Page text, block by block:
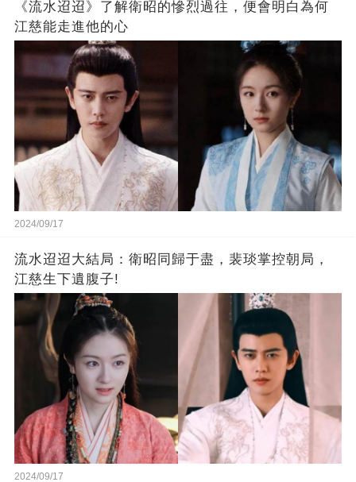
《流水迢迢》了解衛昭的慘烈過往，便會明白為何
江慈能走進他的心
2024/09/17
流水迢迢大結局：衛昭同歸于盡，裴琰掌控朝局，
江慈生下遺腹子!
2024/09/17